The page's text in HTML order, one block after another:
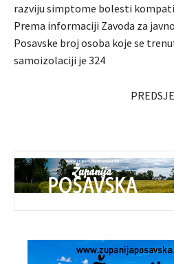
razviju simptome bolesti
Prema informaciji Zavoda za
Posavske broj osoba koje se
samoizolaciji je 324